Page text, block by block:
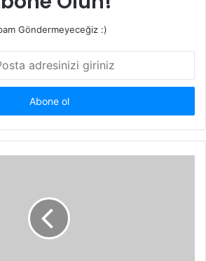
Göndermeyeceğiz :)